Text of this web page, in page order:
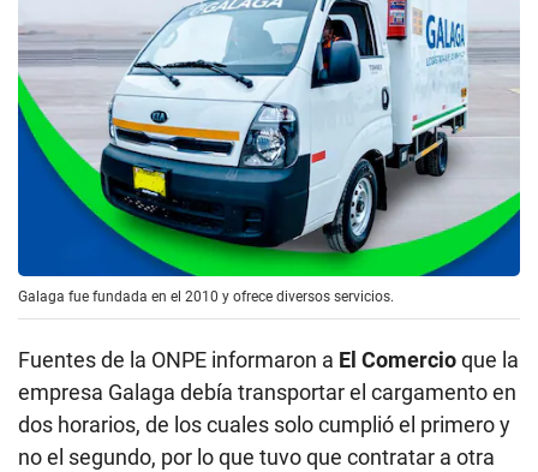
Galaga fue fundada en el 2010 y ofrece diversos servicios.
Fuentes de la ONPE informaron a El Comercioque la
empresa Galaga debía transportar el cargamento en
dos horarios, de los cuales solo cumplió el primero y
no el segundo, por lo que tuvo que contratar a otra